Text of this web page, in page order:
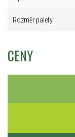
Rozměr palety
CENY